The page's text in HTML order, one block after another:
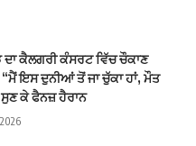
ਦਾ ਕੈਲਗਰੀ ਕੰਸਰਟ ਵਿੱਚ ਚੌਕਾਣ
“ਮੈਂ ਇਸ ਦੁਨੀਆਂ ਤੋਂ ਜਾ ਚੁੱਕਾ ਹਾਂ, ਮੌਤ
ਸੁਣ ਕੇ ਫੈਨਜ਼ ਹੈਰਾਨ